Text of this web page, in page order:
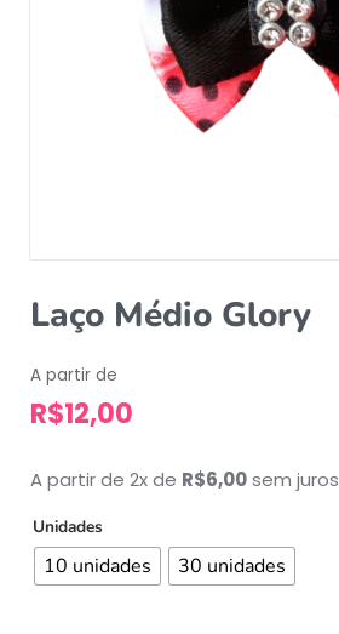
Laço Médio Glory
A partir de
R$12,00
A partir de 2x de R$6,00sem juros
Unidades
10 unidades 30 unidades